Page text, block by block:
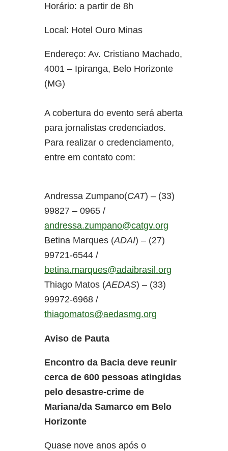
Horário: a partir de 8h
Local: Hotel Ouro Minas
Endereço: Av. Cristiano Machado,
4001 – Ipiranga, Belo Horizonte
(MG)
A cobertura do evento será aberta
para jornalistas credenciados.
Para realizar o credenciamento,
entre em contato com:
Andressa Zumpano(CAT) – (33)
99827 – 0965 /
andressa.zumpano@catgv.org
Betina Marques (ADAI) – (27)
99721-6544 /
betina.marques@adaibrasil.org
Thiago Matos (AEDAS) – (33)
99972-6968 /
thiagomatos@aedasmg.org
Aviso de Pauta
Encontro da Bacia deve reunir
cerca de 600 pessoas atingidas
pelo desastre-crime de
Mariana/da Samarco em Belo
Horizonte
Quase nove anos após o